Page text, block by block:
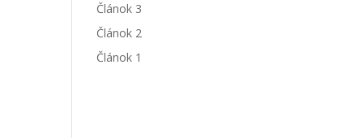
Článok 3
Článok 2
Článok 1